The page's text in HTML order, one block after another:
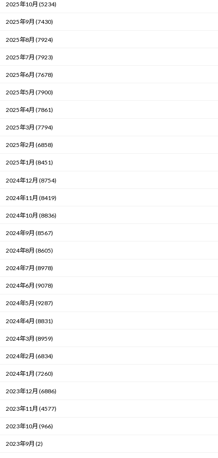
2025年10月 (5234)
2025年9月 (7430)
2025年8月 (7924)
2025年7月 (7923)
2025年6月 (7678)
2025年5月 (7900)
2025年4月 (7861)
2025年3月 (7794)
2025年2月 (6858)
2025年1月 (8451)
2024年12月 (8754)
2024年11月 (8419)
2024年10月 (8836)
2024年9月 (8567)
2024年8月 (8605)
2024年7月 (8978)
2024年6月 (9078)
2024年5月 (9287)
2024年4月 (8831)
2024年3月 (8959)
2024年2月 (6834)
2024年1月 (7260)
2023年12月 (6886)
2023年11月 (4577)
2023年10月 (966)
2023年9月 (2)